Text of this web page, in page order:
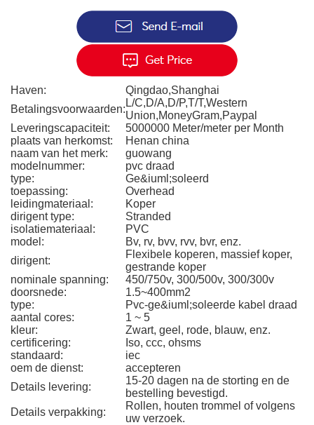
Haven:
Qingdao,Shanghai
Betalingsvoorwaarden:
L/C,D/A,D/P,T/T,Western
Union,MoneyGram,Paypal
Leveringscapaciteit:
5000000 Meter/meter per Month
plaats van herkomst:
Henan china
naam van het merk:
guowang
modelnummer:
pvc draad
type:
Ge&iuml;soleerd
toepassing:
Overhead
leidingmateriaal:
Koper
dirigent type:
Stranded
isolatiemateriaal:
PVC
model:
Bv, rv, bvv, rvv, bvr, enz.
dirigent:
Flexibele koperen, massief koper,
gestrande koper
nominale spanning:
450/750v, 300/500v, 300/300v
doorsnede:
1.5~400mm2
type:
Pvc-ge&iuml;soleerde kabel draad
aantal cores:
1 ~ 5
kleur:
Zwart, geel, rode, blauw, enz.
certificering:
Iso, ccc, ohsms
standaard:
iec
oem de dienst:
accepteren
Details levering:
15-20 dagen na de storting en de
bestelling bevestigd.
Details verpakking:
Rollen, houten trommel of volgens
uw verzoek.